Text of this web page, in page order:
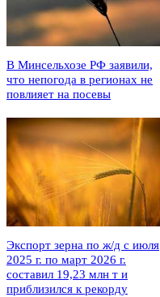
В Минсельхозе РФ заявили,
что непогода в регионах не
повлияет на посевы
Экспорт зерна по ж/д с июля
2025 г. по март 2026 г.
составил 19,23 млн т и
приблизился к рекорду